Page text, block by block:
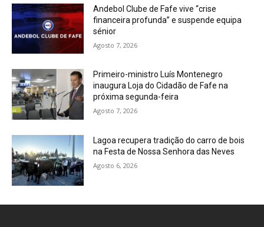
Andebol Clube de Fafe vive “crise
financeira profunda” e suspende equipa
sénior
Agosto 7, 2026
Primeiro-ministro Luís Montenegro
inaugura Loja do Cidadão de Fafe na
próxima segunda-feira
Agosto 7, 2026
Lagoa recupera tradição do carro de bois
na Festa de Nossa Senhora das Neves
Agosto 6, 2026